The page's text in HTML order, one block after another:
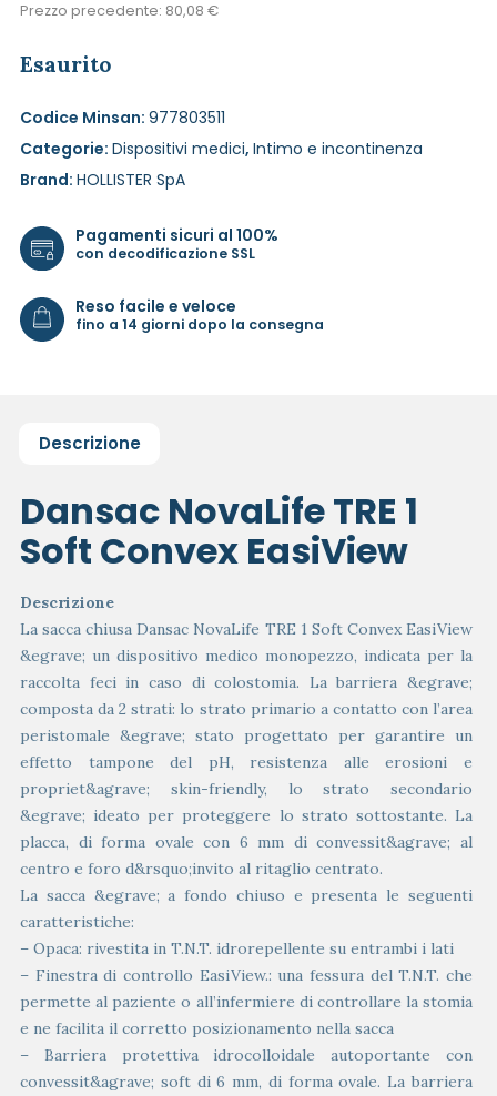
Prezzo precedente: 80,08 €
Esaurito
Codice Minsan: 977803511
Categorie: Dispositivi medici, Intimo e incontinenza
Brand: HOLLISTER SpA
Pagamenti sicuri al 100%
con decodificazione SSL
Reso facile e veloce
fino a 14 giorni dopo la consegna
Descrizione
Dansac NovaLife TRE 1
Soft Convex EasiView
Descrizione
La sacca chiusa Dansac NovaLife TRE 1 Soft Convex EasiView
&egrave; un dispositivo medico monopezzo, indicata per la
raccolta feci in caso di colostomia. La barriera &egrave;
composta da 2 strati: lo strato primario a contatto con l’area
peristomale &egrave; stato progettato per garantire un
effetto tampone del pH, resistenza alle erosioni e
propriet&agrave; skin-friendly, lo strato secondario
&egrave; ideato per proteggere lo strato sottostante. La
placca, di forma ovale con 6 mm di convessit&agrave; al
centro e foro d&rsquo;invito al ritaglio centrato.
La sacca &egrave; a fondo chiuso e presenta le seguenti
caratteristiche:
– Opaca: rivestita in T.N.T. idrorepellente su entrambi i lati
– Finestra di controllo EasiView.: una fessura del T.N.T. che
permette al paziente o all’infermiere di controllare la stomia
e ne facilita il corretto posizionamento nella sacca
– Barriera protettiva idrocolloidale autoportante con
convessit&agrave; soft di 6 mm, di forma ovale. La barriera